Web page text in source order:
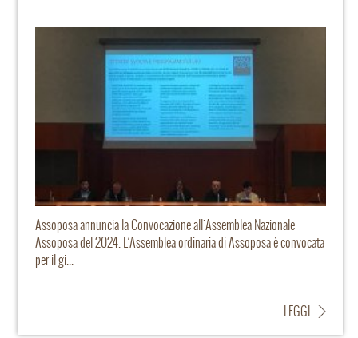
Assoposa annuncia la Convocazione all'Assemblea Nazionale
Assoposa del 2024. L’Assemblea ordinaria di Assoposa è convocata
per il gi...
LEGGI